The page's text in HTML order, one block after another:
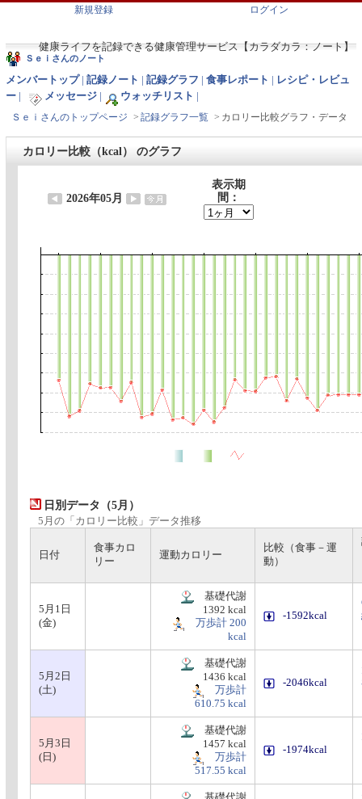
健康ライフを記録できる健康管理サービス【カラダカラ：ノート】
新規登録 ログイン
Ｓｅｉさんのノート
メンバートップ| 記録ノート 記録グラフ 食事レポート
レシピ・レビュ
ー
メッセージ ウォッチリスト
Ｓｅｉさんのトップページ > 記録グラフ一覧 > カロリー比較グラフ・データ
カロリー比較（kcal） のグラフ
2026年05月
表示期
間：
日別データ（5月）
5月の「カロリー比較」データ推移
日付
食事カロ
リー
運動カロリー
比較（食事－運
動）
5月1日
(金)
基礎代謝
1392 kcal
万歩計 200
kcal
-1592kcal
5月2日
(土)
基礎代謝
1436 kcal
万歩計
610.75 kcal
-2046kcal
5月3日
(日)
基礎代謝
1457 kcal
万歩計
517.55 kcal
-1974kcal